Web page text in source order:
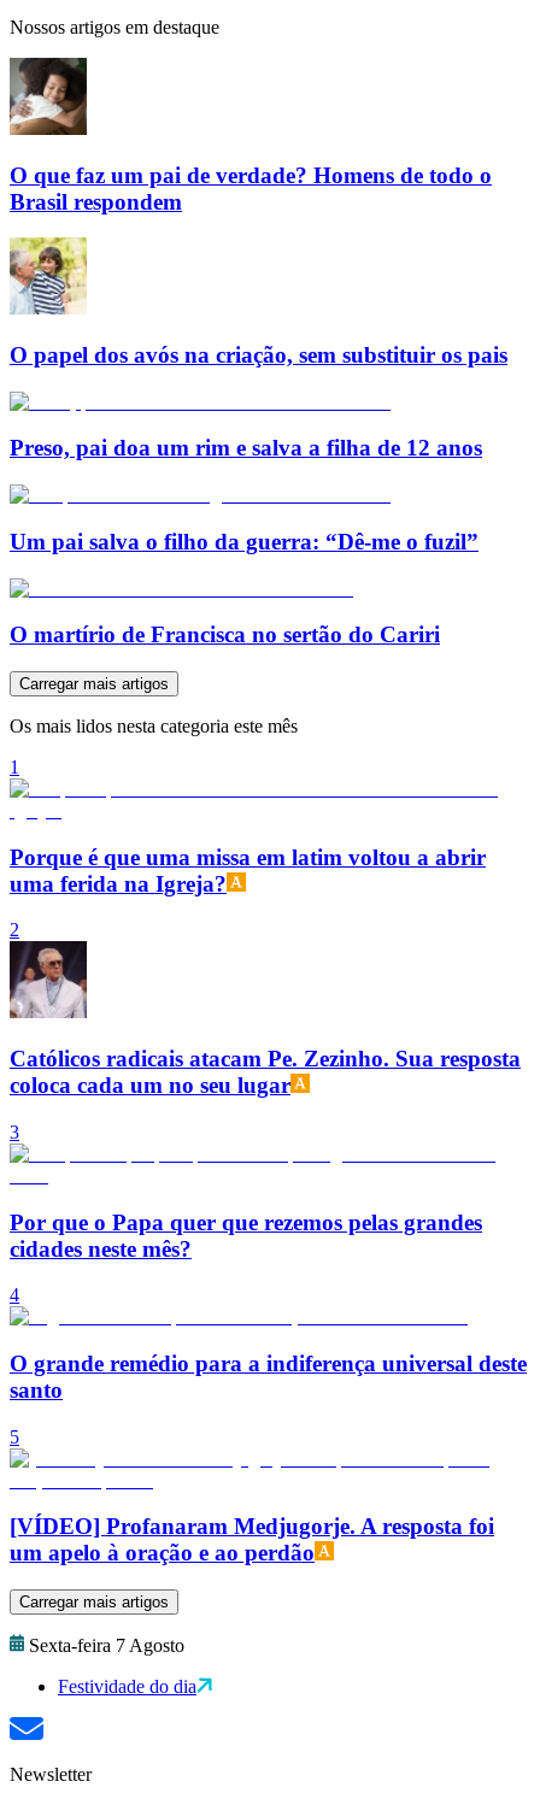
Nossos artigos em destaque
O que faz um pai de verdade? Homens de todo o
Brasil respondem
O papel dos avós na criação, sem substituir os pais
Preso, pai doa um rim e salva a filha de 12 anos
Um pai salva o filho da guerra: “Dê-me o fuzil”
O martírio de Francisca no sertão do Cariri
Carregar mais artigos
Os mais lidos nesta categoria este mês
1
Porque é que uma missa em latim voltou a abrir
uma ferida na Igreja?
2
Católicos radicais atacam Pe. Zezinho. Sua resposta
coloca cada um no seu lugar
3
Por que o Papa quer que rezemos pelas grandes
cidades neste mês?
4
O grande remédio para a indiferença universal deste
santo
5
[VÍDEO] Profanaram Medjugorje. A resposta foi
um apelo à oração e ao perdão
Carregar mais artigos
Sexta-feira 7 Agosto
Festividade do dia
Newsletter